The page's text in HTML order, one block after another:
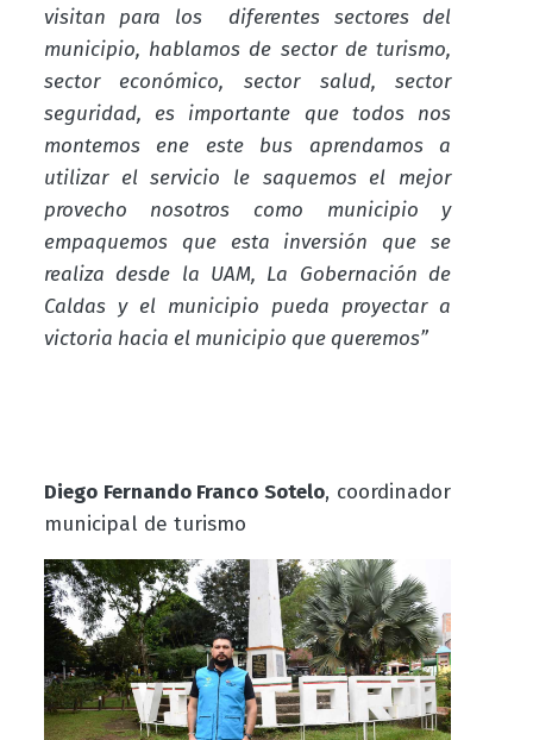
visitan para los diferentes sectores del
municipio, hablamos de sector de turismo,
sector económico, sector salud, sector
seguridad, es importante que todos nos
montemos ene este bus aprendamos a
utilizar el servicio le saquemos el mejor
provecho nosotros como municipio y
empaquemos que esta inversión que se
realiza desde la UAM, La Gobernación de
Caldas y el municipio pueda proyectar a
victoria hacia el municipio que queremos”
Diego Fernando Franco Sotelo, coordinador
municipal de turismo